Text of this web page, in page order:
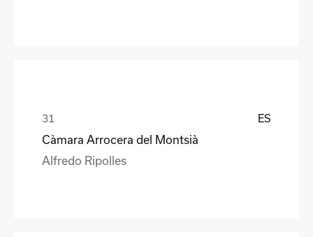
ES
Càmara Arrocera del Montsià
Alfredo Ripolles